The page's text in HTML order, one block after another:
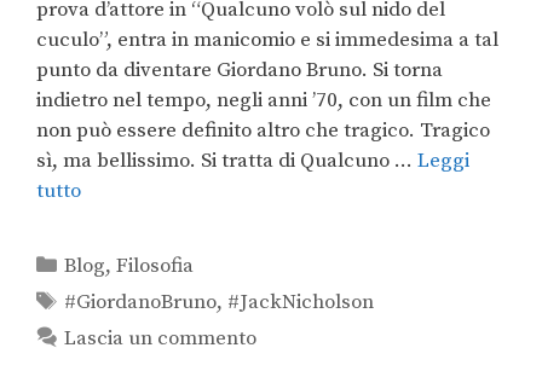
prova d’attore in “Qualcuno volò sul nido del
cuculo”, entra in manicomio e si immedesima a tal
punto da diventare Giordano Bruno. Si torna
indietro nel tempo, negli anni ’70, con un film che
non può essere definito altro che tragico. Tragico
sì, ma bellissimo. Si tratta di Qualcuno … Leggi
tutto
Blog,Filosofia
#GiordanoBruno, #JackNicholson
Lascia un commento